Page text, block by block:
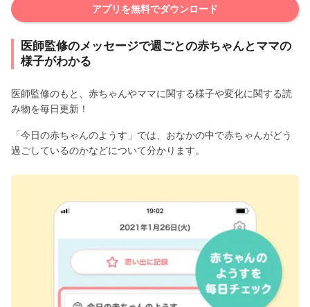
アプリを無料でダウンロード
医師監修のメッセージで週ごとの赤ちゃんとママの
様子がわかる
医師監修のもと、赤ちゃんやママに関する様子や変化に関する読
み物を毎日更新！
「今日の赤ちゃんのようす」では、おなかの中で赤ちゃんがどう
過ごしているのかなどについて分かります。